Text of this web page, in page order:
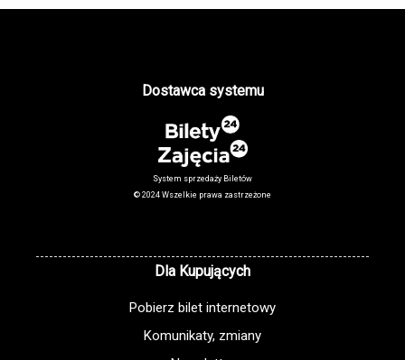
Dostawca systemu
System sprzedaży Biletów
© 2024 Wszelkie prawa zastrzeżone
Dla Kupujących
Pobierz bilet internetowy
Komunikaty, zmiany